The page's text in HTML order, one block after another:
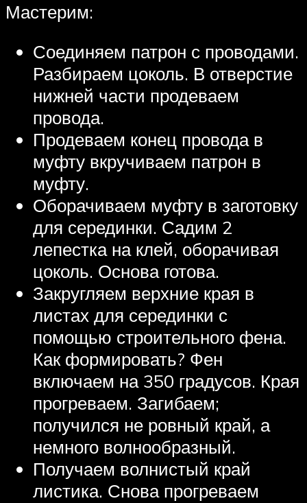
Мастерим:
Соединяем патрон с проводами.
Разбираем цоколь. В отверстие
нижней части продеваем
провода.
Продеваем конец провода в
муфту вкручиваем патрон в
муфту.
Оборачиваем муфту в заготовку
для серединки. Садим 2
лепестка на клей, оборачивая
цоколь. Основа готова.
Закругляем верхние края в
листах для серединки с
помощью строительного фена.
Как формировать? Фен
включаем на 350 градусов. Края
прогреваем. Загибаем;
получился не ровный край, а
немного волнообразный.
Получаем волнистый край
листика. Снова прогреваем